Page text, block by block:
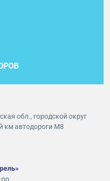
обл., городской округ
км автодороги М8